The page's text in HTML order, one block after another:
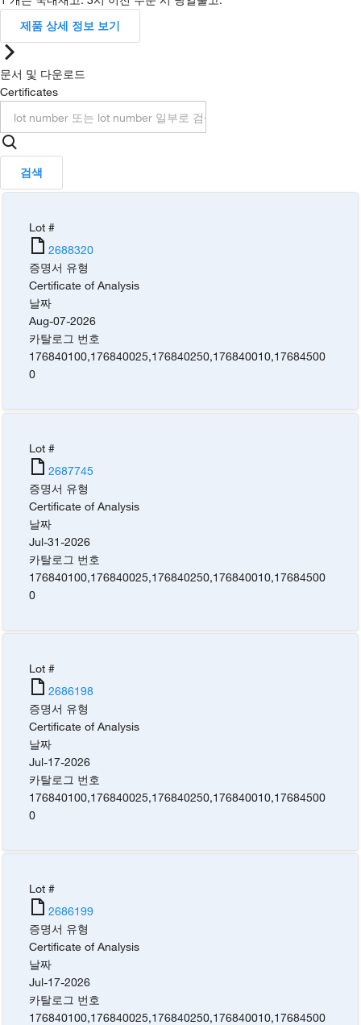
제품 상세 정보 보기
문서 및 다운로드
Certificates
검색
Lot #
2688320
증명서 유형
Certificate of Analysis
날짜
Aug-07-2026
카탈로그 번호
176840100,176840025,176840250,176840010,17684500
0
Lot #
2687745
증명서 유형
Certificate of Analysis
날짜
Jul-31-2026
카탈로그 번호
176840100,176840025,176840250,176840010,17684500
0
Lot #
2686198
증명서 유형
Certificate of Analysis
날짜
Jul-17-2026
카탈로그 번호
176840100,176840025,176840250,176840010,17684500
0
Lot #
2686199
증명서 유형
Certificate of Analysis
날짜
Jul-17-2026
카탈로그 번호
176840100,176840025,176840250,176840010,17684500